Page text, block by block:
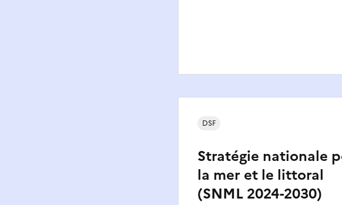
Stratégie nationale
la mer et le littoral
(SNML 2024-2030)
DSF